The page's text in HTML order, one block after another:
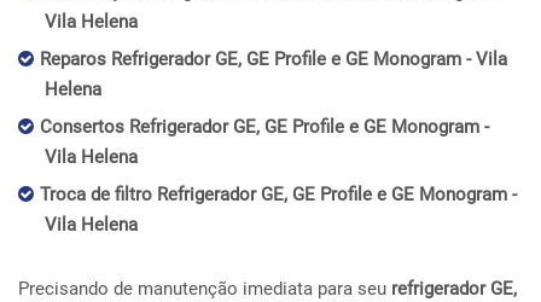
Vila Helena
Reparos Refrigerador GE, GE Profile e GE Monogram - Vila
Helena
Consertos Refrigerador GE, GE Profile e GE Monogram -
Vila Helena
Troca de filtro Refrigerador GE, GE Profile e GE Monogram -
Vila Helena
Precisando de manutenção imediata para seu refrigerador GE,